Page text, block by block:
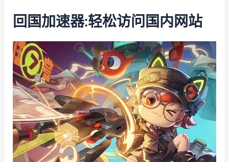
回国加速器:轻松访问国内网站